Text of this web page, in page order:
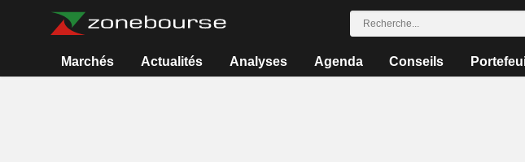
Marchés Actualités Analyses Agenda Conseils